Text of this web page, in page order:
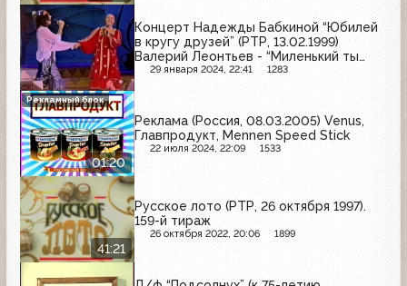
Концерт Надежды Бабкиной “Юбилей
в кругу друзей” (РТР, 13.02.1999)
Валерий Леонтьев - “Миленький ты
мой”, “Каждый хочет любить”
29 января 2024, 22:41 1283
01:20
Реклама (Россия, 08.03.2005) Venus,
Главпродукт, Mennen Speed Stick
22 июля 2024, 22:09 1533
Рекламный блок
41:21
Русское лото (РТР, 26 октября 1997).
159-й тираж
26 октября 2022, 20:06 1899